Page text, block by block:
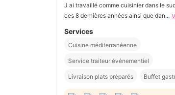
J ai travaillé comme cuisinier dans le
ces 8 dernières années ainsi que dan...
Services
Cuisine méditerranéenne
Service traiteur événementiel
Livraison plats préparés Buffet